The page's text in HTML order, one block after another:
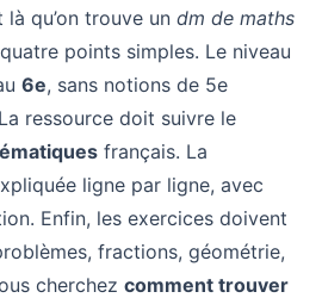
là qu’on trouve un dm de maths
points simples. Le niveau
6e, sans notions de 5e
ressource doit suivre le
français. La
ligne par ligne, avec
Enfin, les exercices doivent
fractions, géométrie,
cherchez comment trouver